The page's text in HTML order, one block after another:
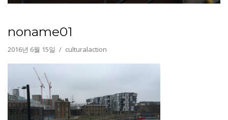
noname01
2016년 6월 15일 culturalaction